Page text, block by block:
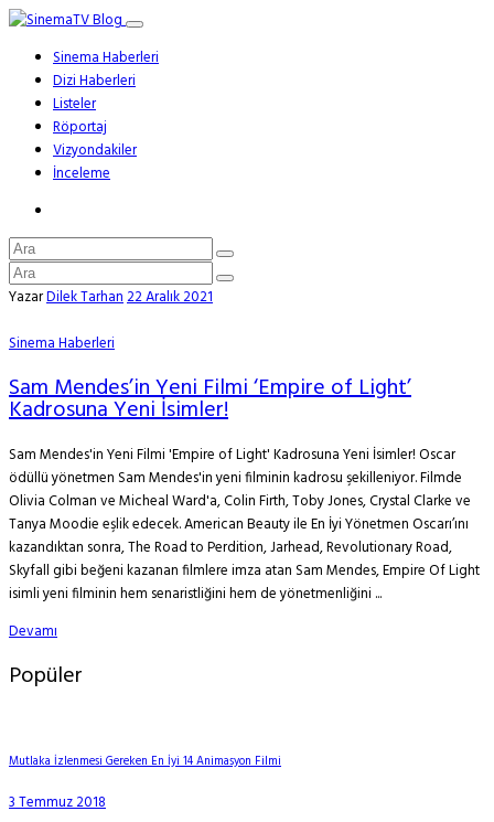
Sinema Haberleri
Dizi Haberleri
Listeler
Röportaj
Vizyondakiler
İnceleme
YazarDilek Tarhan22 Aralık 2021
Sinema Haberleri
Sam Mendes’in Yeni Filmi ‘Empire of Light’
Kadrosuna Yeni İsimler!
Sam Mendes'in Yeni Filmi 'Empire of Light' Kadrosuna Yeni İsimler! Oscar
ödüllü yönetmen Sam Mendes'in yeni filminin kadrosu şekilleniyor. Filmde
Olivia Colman ve Micheal Ward'a, Colin Firth, Toby Jones, Crystal Clarke ve
Tanya Moodie eşlik edecek. American Beauty ile En İyi Yönetmen Oscarı’ını
kazandıktan sonra, The Road to Perdition, Jarhead, Revolutionary Road,
Skyfall gibi beğeni kazanan filmlere imza atan Sam Mendes, Empire Of Light
isimli yeni filminin hem senaristliğini hem de yönetmenliğini ...
Devamı
Popüler
Mutlaka İzlenmesi Gereken En İyi 14 Animasyon Filmi
3 Temmuz 2018